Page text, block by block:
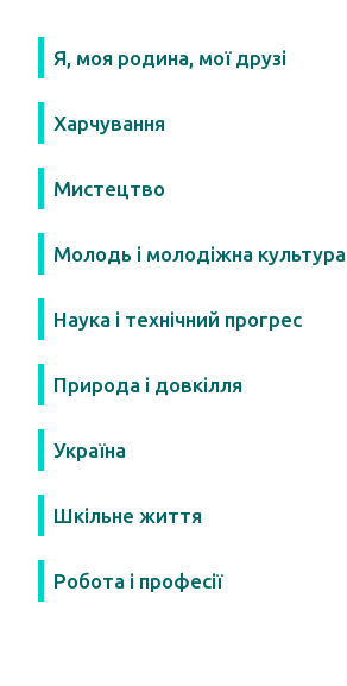
Я, моя родина, мої друзі
Харчування
Мистецтво
Молодь і молодіжна культура
Наука і технічний прогрес
Природа і довкілля
Україна
Шкільне життя
Робота і професії